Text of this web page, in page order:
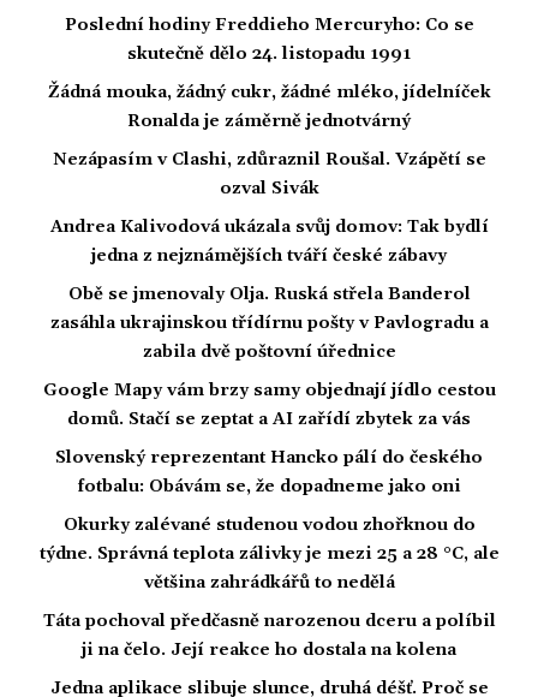
Poslední hodiny Freddieho Mercuryho: Co se
skutečně dělo 24. listopadu 1991
Žádná mouka, žádný cukr, žádné mléko, jídelníček
Ronalda je záměrně jednotvárný
Nezápasím v Clashi, zdůraznil Roušal. Vzápětí se
ozval Sivák
Andrea Kalivodová ukázala svůj domov: Tak bydlí
jedna z nejznámějších tváří české zábavy
Obě se jmenovaly Olja. Ruská střela Banderol
zasáhla ukrajinskou třídírnu pošty v Pavlogradu a
zabila dvě poštovní úřednice
Google Mapy vám brzy samy objednají jídlo cestou
domů. Stačí se zeptat a AI zařídí zbytek za vás
Slovenský reprezentant Hancko pálí do českého
fotbalu: Obávám se, že dopadneme jako oni
Okurky zalévané studenou vodou zhořknou do
týdne. Správná teplota zálivky je mezi 25 a 28 °C, ale
většina zahrádkářů to nedělá
Táta pochoval předčasně narozenou dceru a políbil
ji na čelo. Její reakce ho dostala na kolena
Jedna aplikace slibuje slunce, druhá déšť. Proč se